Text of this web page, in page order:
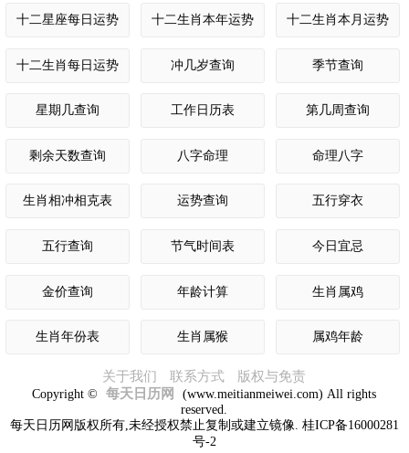
十二星座每日运势 十二生肖本年运势 十二生肖本月运势
十二生肖每日运势 冲几岁查询 季节查询
星期几查询 工作日历表 第几周查询
剩余天数查询 八字命理 命理八字
生肖相冲相克表 运势查询 五行穿衣
五行查询 节气时间表 今日宜忌
金价查询 年龄计算 生肖属鸡
生肖年份表 生肖属猴 属鸡年龄
关于我们 联系方式 版权与免责
Copyright © 每天日历网
(www.meitianmeiwei.com) All rights
reserved.
每天日历网版权所有,未经授权禁止复制或建立镜像. 桂ICP备16000281
号-2